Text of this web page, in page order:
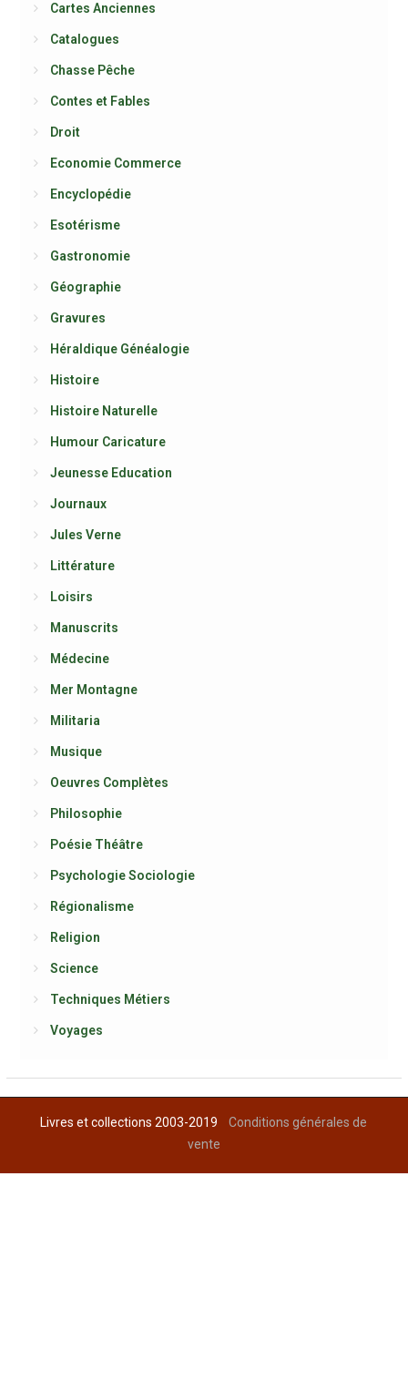
Cartes Anciennes
Catalogues
Chasse Pêche
Contes et Fables
Droit
Economie Commerce
Encyclopédie
Esotérisme
Gastronomie
Géographie
Gravures
Héraldique Généalogie
Histoire
Histoire Naturelle
Humour Caricature
Jeunesse Education
Journaux
Jules Verne
Littérature
Loisirs
Manuscrits
Médecine
Mer Montagne
Militaria
Musique
Oeuvres Complètes
Philosophie
Poésie Théâtre
Psychologie Sociologie
Régionalisme
Religion
Science
Techniques Métiers
Voyages
Livres et collections 2003-2019Conditions générales de
vente